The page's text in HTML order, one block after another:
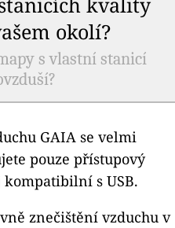
okolí?
s vlastní stanicí
GAIA se velmi
pouze přístupový
s USB.
znečištění vzduchu v